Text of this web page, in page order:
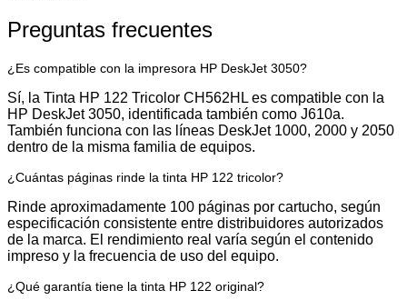
Preguntas frecuentes
¿Es compatible con la impresora HP DeskJet 3050?
Sí, la Tinta HP 122 Tricolor CH562HL es compatible con la
HP DeskJet 3050, identificada también como J610a.
También funciona con las líneas DeskJet 1000, 2000 y 2050
dentro de la misma familia de equipos.
¿Cuántas páginas rinde la tinta HP 122 tricolor?
Rinde aproximadamente 100 páginas por cartucho, según
especificación consistente entre distribuidores autorizados
de la marca. El rendimiento real varía según el contenido
impreso y la frecuencia de uso del equipo.
¿Qué garantía tiene la tinta HP 122 original?